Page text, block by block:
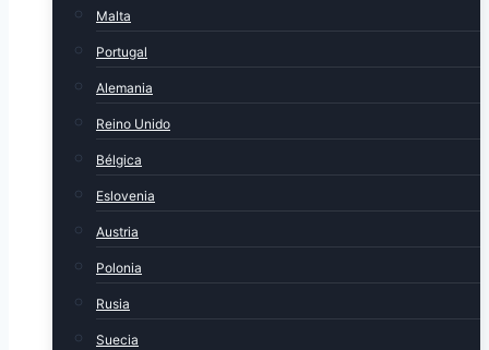
Malta
Portugal
Alemania
Reino Unido
Bélgica
Eslovenia
Austria
Polonia
Rusia
Suecia